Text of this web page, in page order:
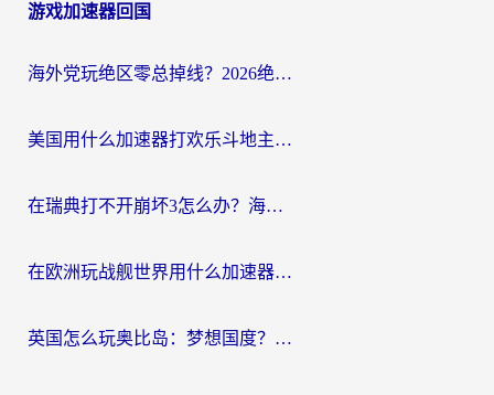
游戏加速器回国
海外党玩绝区零总掉线？2026绝区零加速器推荐+跨平台国服游戏加速攻略
美国用什么加速器打欢乐斗地主？海外党亲测有效的国服游戏加速指南
在瑞典打不开崩坏3怎么办？海外玩家亲测有效的国服游戏加速指南
在欧洲玩战舰世界用什么加速器比较好用？老玩家亲测有效的低延迟方案
英国怎么玩奥比岛：梦想国度？海外党不卡攻略+加速器选择秘籍